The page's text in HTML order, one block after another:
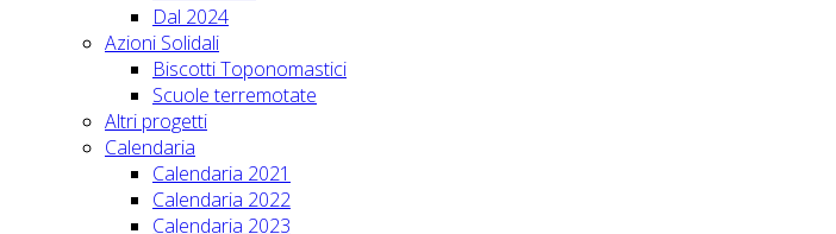
Dal 2024
Azioni Solidali
Biscotti Toponomastici
Scuole terremotate
Altri progetti
Calendaria
Calendaria 2021
Calendaria 2022
Calendaria 2023